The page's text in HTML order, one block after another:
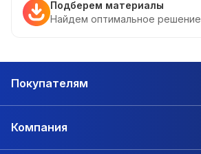
Подберем материалы
Найдем оптимальное решение
Покупателям
Компания